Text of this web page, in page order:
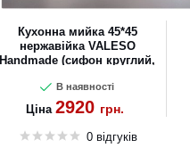
Кухонна мийка 45*45
нержавійка VALESO
Handmade (сифон круглий,
В наявності
Ціна 2920 грн.
0 відгуків